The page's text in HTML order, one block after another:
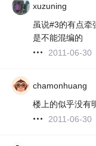
xuzuning
虽说#3的有点牵
是不能混编的
2011-06-30
chamonhuang
楼上的似乎没有
2011-06-30